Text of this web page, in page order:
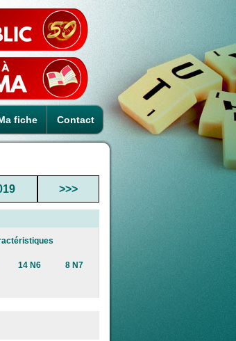
fiche Contact
>>>
14 N6 8 N7